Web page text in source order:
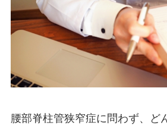
腰部脊柱管狭窄症に問わず、ど